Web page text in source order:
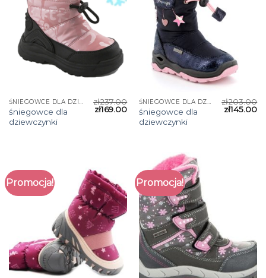
ŚNIEGOWCE DLA DZIEWCZYNKI
śniegowce dla
dziewczynki
zł237.00
zł169.00
ŚNIEGOWCE DLA DZIEWCZYNKI
śniegowce dla
dziewczynki
zł203.00
zł145.00
Promocja! Promocja!